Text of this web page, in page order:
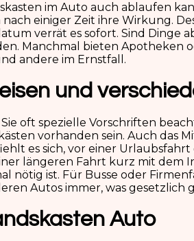
im Auto auch ablaufen
einiger Zeit ihre Wirkung.
verrät es sofort. Sind Dinge
Manchmal bieten Apotheken
andere im Ernstfall.
und
oft spezielle Vorschriften
vorhanden sein. Auch
es sich, vor einer
längeren Fahrt kurz mit dem
nötig ist. Für Busse oder
Autos immer, was gesetzlich
Auto